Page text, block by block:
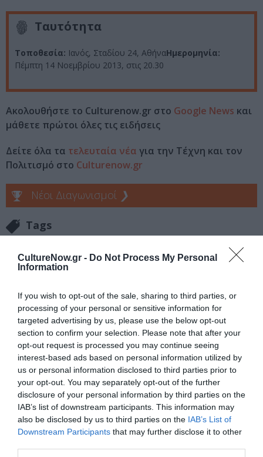
CultureNow.gr - Do Not Process My Personal
Information
If you wish to opt-out of the sale, sharing to third parties, or
processing of your personal or sensitive information for
targeted advertising by us, please use the below opt-out
section to confirm your selection. Please note that after your
opt-out request is processed you may continue seeing
interest-based ads based on personal information utilized by
us or personal information disclosed to third parties prior to
your opt-out. You may separately opt-out of the further
disclosure of your personal information by third parties on the
IAB’s list of downstream participants. This information may
also be disclosed by us to third parties on the IAB’s List of
Downstream Participants that may further disclose it to other
Ταυτότητα
Τοποθεσία: Ιανός, Σταδίου 24, ΑθήναΗμερομηνία:
Πέμπτη 14 Νοεμβρίου 2013, στις 20.30
Ακολουθήστε το Culturenow.gr στο Google News και
μάθετε πρώτοι όλες τις ειδήσεις
Δείτε όλα τα τελευταία νέα για την Τέχνη και τον
Πολιτισμό στο Culturenow.gr
Νέοι Διαγωνισμοί ❯
Tags
Κάθε βδομάδα στο e-mail σας τα τελευταία νέα για
την Τέχνη και τον Πολιτισμό!
Ακολουθήστε το Culturenow.gr